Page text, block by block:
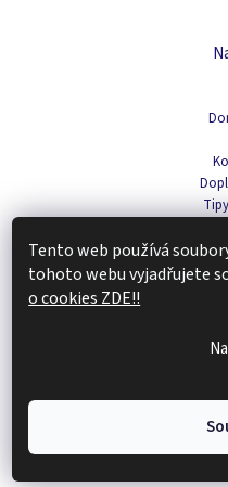
Tento web používá
tohoto webu vyjadřujete
o cookies ZDE!!
Copyright 2026Renovality